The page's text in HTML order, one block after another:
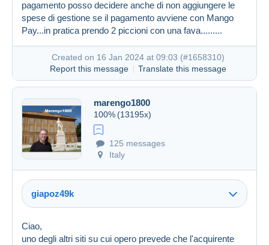
Created on 16 Jan 2024 at 07:58
pagamento posso decidere anche di non aggiungere le
spese di gestione se il pagamento avviene con Mango
Pay...in pratica prendo 2 piccioni con una fava.........
Created on 16 Jan 2024 at 09:03 (#1658310)
Report this message
Translate this message
marengo1800
100% (13195x)
125 messages
Italy
giapoz49k
Ciao,
uno degli altri siti su cui opero prevede che l'acquirente